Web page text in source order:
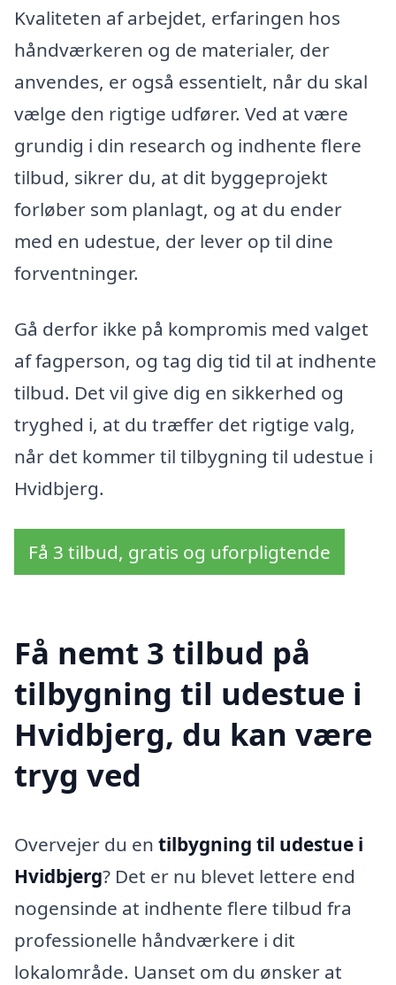
Kvaliteten af arbejdet, erfaringen hos
håndværkeren og de materialer, der
anvendes, er også essentielt, når du skal
vælge den rigtige udfører. Ved at være
grundig i din research og indhente flere
tilbud, sikrer du, at dit byggeprojekt
forløber som planlagt, og at du ender
med en udestue, der lever op til dine
forventninger.
Gå derfor ikke på kompromis med valget
af fagperson, og tag dig tid til at indhente
tilbud. Det vil give dig en sikkerhed og
tryghed i, at du træffer det rigtige valg,
når det kommer til tilbygning til udestue i
Hvidbjerg.
Få 3 tilbud, gratis og uforpligtende
Få nemt 3 tilbud på
tilbygning til udestue i
Hvidbjerg, du kan være
tryg ved
Overvejer du en tilbygning til udestue i
Hvidbjerg? Det er nu blevet lettere end
nogensinde at indhente flere tilbud fra
professionelle håndværkere i dit
lokalområde. Uanset om du ønsker at